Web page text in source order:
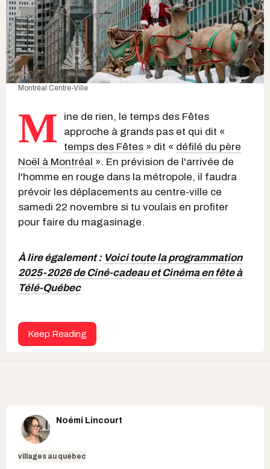
Montréal Centre-Ville
M
ine de rien, le temps des Fêtes
approche à grands pas et qui dit «
temps des Fêtes » dit « défilé du père
Noël à Montréal ». En prévision de l'arrivée de
l'homme en rouge dans la métropole, il faudra
prévoir les déplacements au centre-ville ce
samedi 22 novembre si tu voulais en profiter
pour faire du magasinage.
À lire également : Voici toute la programmation
2025-2026 de Ciné-cadeau et Cinéma en fête à
Télé-Québec
Keep Reading
Noémi Lincourt
villages au québec